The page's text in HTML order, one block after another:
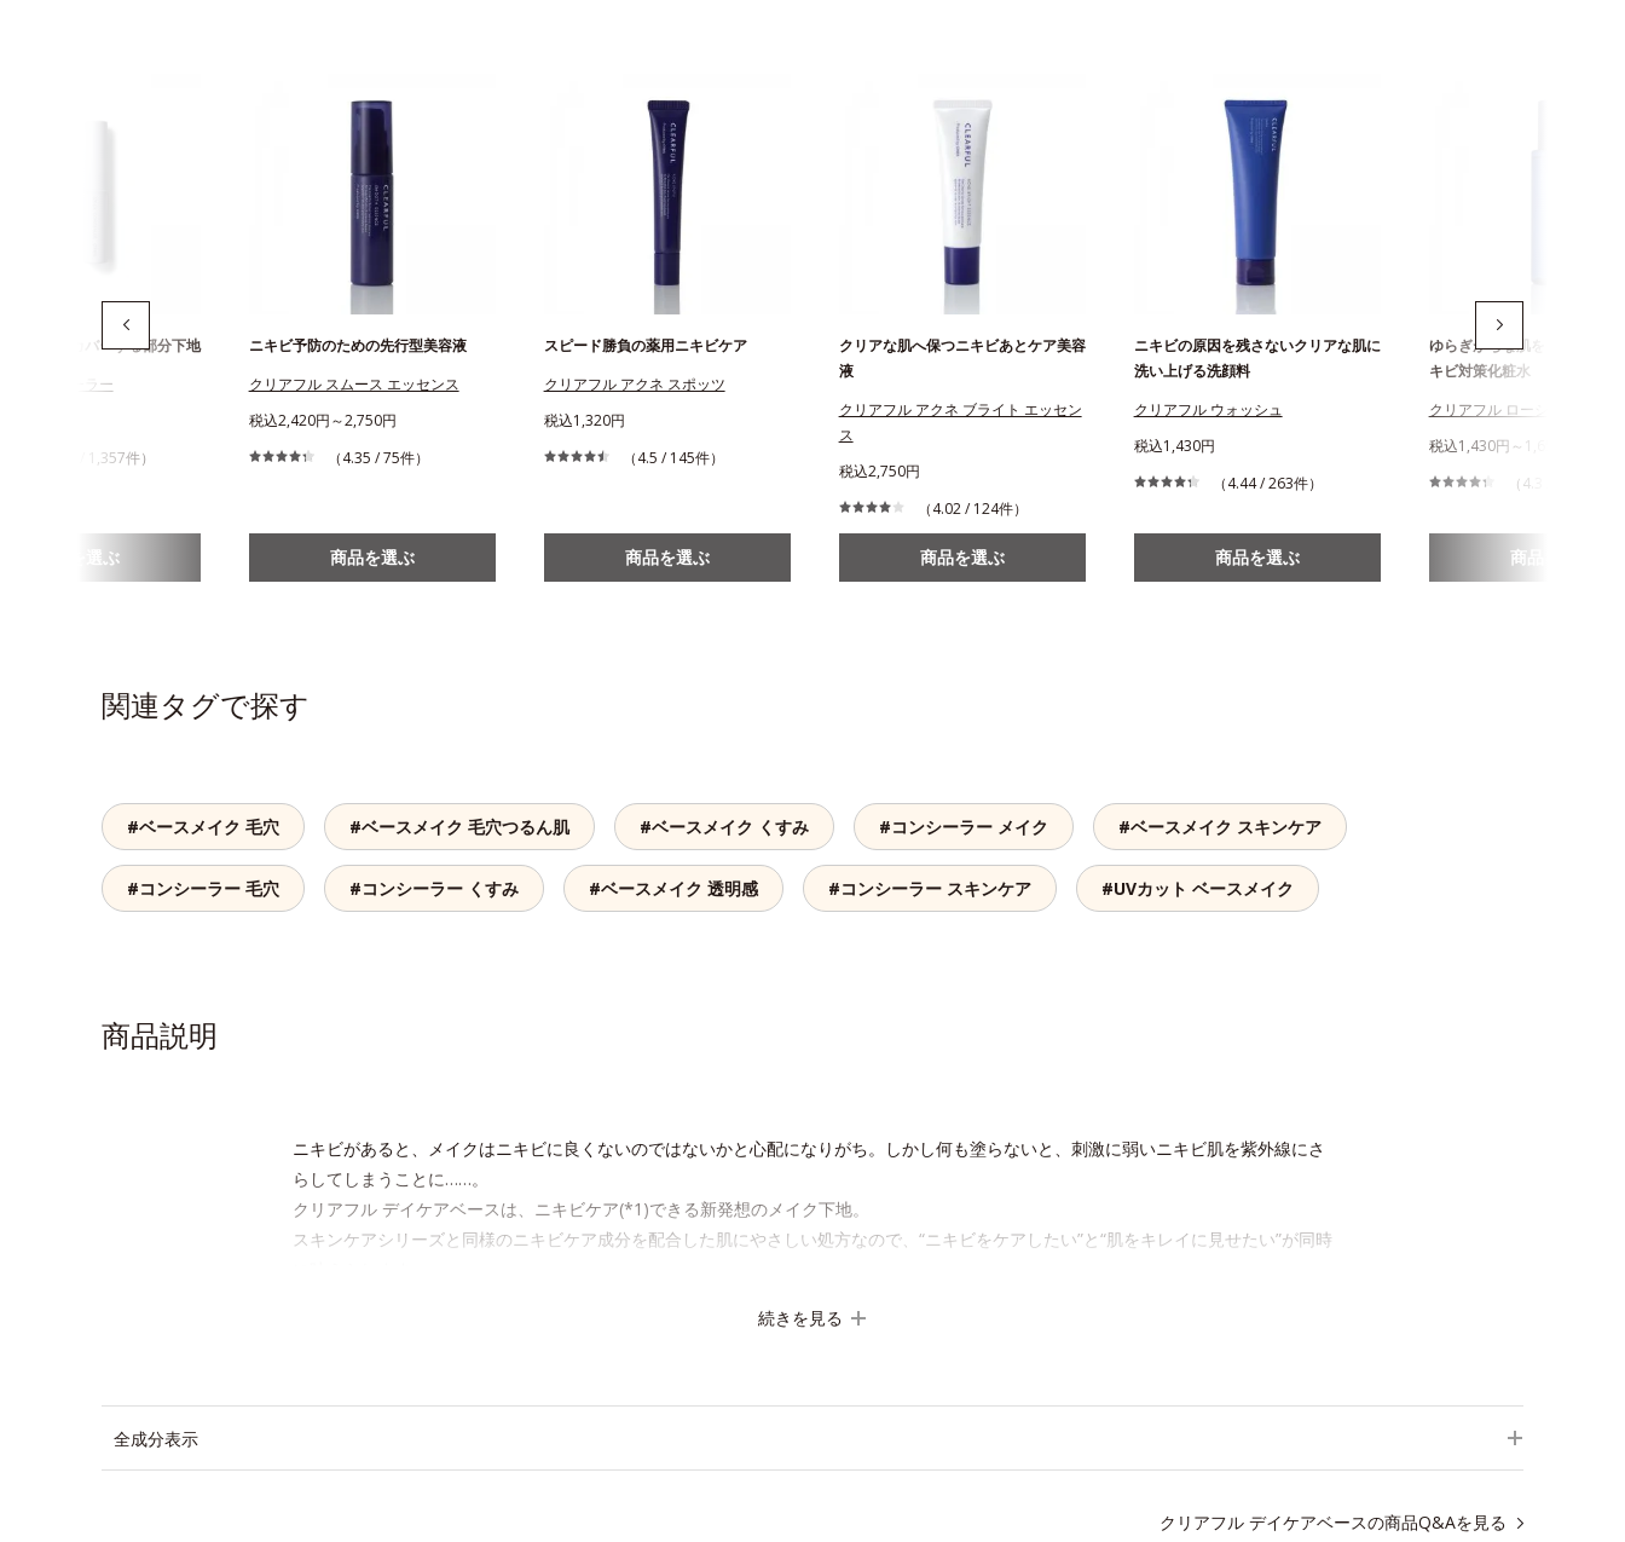
バカスをカバーする部分下地
クコンシーラー
（4.27 / 1,357件）
商品を選ぶ
ニキビ予防のための先行型美容液
クリアフル スムース エッセンス
税込2,420円～2,750円
（4.35 / 75件）
商品を選ぶ
スピード勝負の薬用ニキビケア
クリアフル アクネ スポッツ
税込1,320円
（4.5 / 145件）
商品を選ぶ
クリアな肌へ保つニキビあとケア美容
液
クリアフル アクネ ブライト エッセン
ス
税込2,750円
（4.02 / 124件）
商品を選ぶ
ニキビの原因を残さないクリアな肌に
洗い上げる洗顔料
クリアフル ウォッシュ
税込1,430円
（4.44 / 263件）
商品を選ぶ
ゆらぎがちな肌をうるおいで
キビ対策化粧水
クリアフル ローション
税込1,430円～1,650円
（4.3 / 270件）
商品を選ぶ
関連タグで探す
#ベースメイク 毛穴 #ベースメイク 毛穴つるん肌 #ベースメイク くすみ #コンシーラー メイク #ベースメイク スキンケア
#コンシーラー 毛穴 #コンシーラー くすみ #ベースメイク 透明感 #コンシーラー スキンケア #UVカット ベースメイク
商品説明
ニキビがあると、メイクはニキビに良くないのではないかと心配になりがち。しかし何も塗らないと、刺激に弱いニキビ肌を紫外線にさ
らしてしまうことに……。
クリアフル デイケアベースは、ニキビケア(*1)できる新発想のメイク下地。
スキンケアシリーズと同様のニキビケア成分を配合した肌にやさしい処方なので、“ニキビをケアしたい”と“肌をキレイに見せたい”が同時
SPF28・PA+++で、ニキビ肌を紫外線ダメージからもしっかりガードします。
続きを見る
全成分表示
クリアフル デイケアベースの商品Q&Aを見る